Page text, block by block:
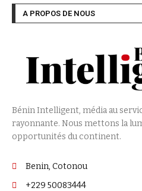
A PROPOS DE NOUS
Bénin Intelligent, média au
rayonnante. Nous mettons la
opportunités du continent.
Benin, Cotonou
+229 50083444